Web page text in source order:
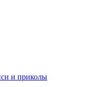
и приколы